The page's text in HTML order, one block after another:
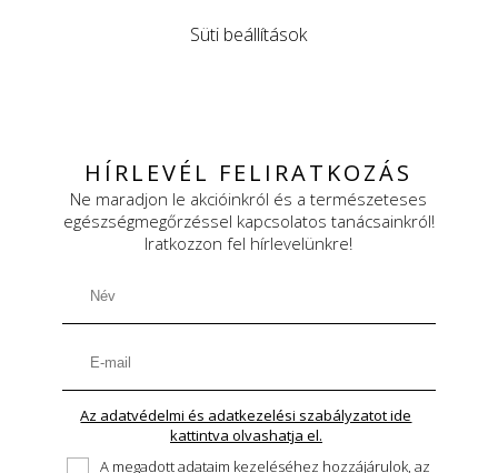
HÍRLEVÉL FELIRATKOZÁS
Ne maradjon le akcióinkról és a természeteses
egészségmegőrzéssel kapcsolatos tanácsainkról!
Iratkozzon fel hírlevelünkre!
Az adatvédelmi és adatkezelési szabályzatot ide
kattintva olvashatja el.
A megadott adataim kezeléséhez hozzájárulok, az
Süti beállítások